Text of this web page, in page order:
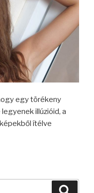
egy törékeny
illúzióid, a
ítélve